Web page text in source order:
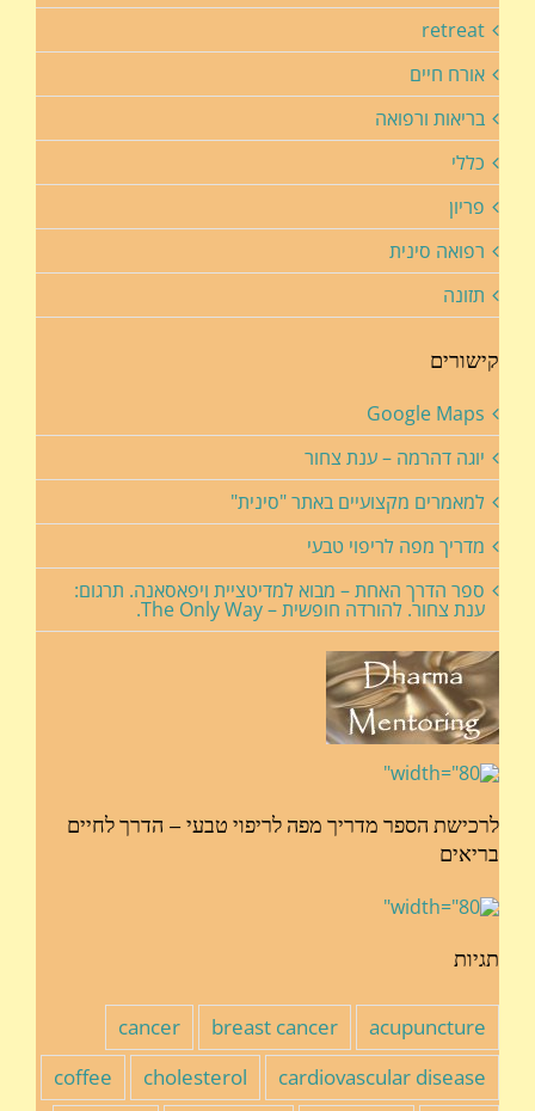
retreat
אורח חיים
בריאות ורפואה
כללי
פריון
רפואה סינית
תזונה
קישורים
Google Maps
יוגה דהרמה – ענת צחור
למאמרים מקצועיים באתר "סינית"
מדריך מפה לריפוי טבעי
ספר הדרך האחת – מבוא למדיטציית ויפאסאנה. תרגום:
ענת צחור. להורדה חופשית – The Only Way.
לרכישת הספר מדריך מפה לריפוי טבעי – הדרך לחיים
בריאים
תגיות
acupuncture
breast cancer
cancer
cardiovascular disease
cholesterol
coffee